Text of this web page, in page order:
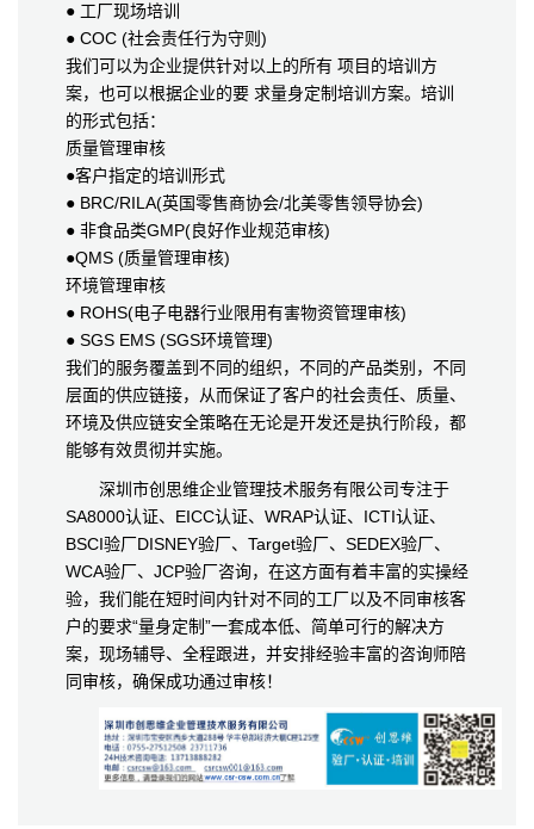
● 工厂现场培训
● COC (社会责任行为守则)
我们可以为企业提供针对以上的所有 项目的培训方
案，也可以根据企业的要 求量身定制培训方案。培训
的形式包括：
质量管理审核
●客户指定的培训形式
● BRC/RILA(英国零售商协会/北美零售领导协会)
● 非食品类GMP(良好作业规范审核)
●QMS (质量管理审核)
环境管理审核
● ROHS(电子电器行业限用有害物资管理审核)
● SGS EMS (SGS环境管理)
我们的服务覆盖到不同的组织，不同的产品类别，不同
层面的供应链接，从而保证了客户的社会责任、质量、
环境及供应链安全策略在无论是开发还是执行阶段，都
能够有效贯彻并实施。
深圳市创思维企业管理技术服务有限公司专注于
SA8000认证、EICC认证、WRAP认证、ICTI认证、
BSCI验厂DISNEY验厂、Target验厂、SEDEX验厂、
WCA验厂、JCP验厂咨询，在这方面有着丰富的实操经
验，我们能在短时间内针对不同的工厂以及不同审核客
户的要求“量身定制”一套成本低、简单可行的解决方
案，现场辅导、全程跟进，并安排经验丰富的咨询师陪
同审核，确保成功通过审核！